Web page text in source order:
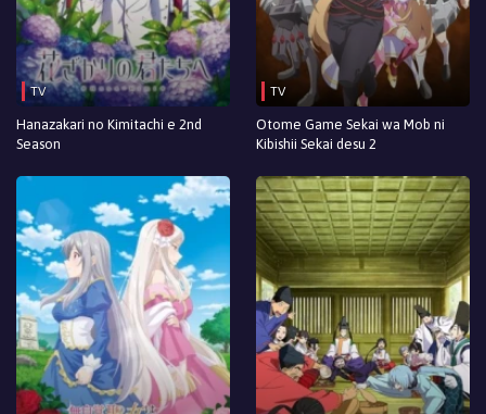
TV
Hanazakari no Kimitachi e 2nd
Season
TV
Otome Game Sekai wa Mob ni
Kibishii Sekai desu 2